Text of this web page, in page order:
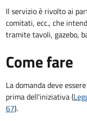
Il servizio è rivolto ai
comitati, ecc., che
tramite tavoli, gazebo,
Come fare
La domanda deve
primadell'iniziativa (
67).